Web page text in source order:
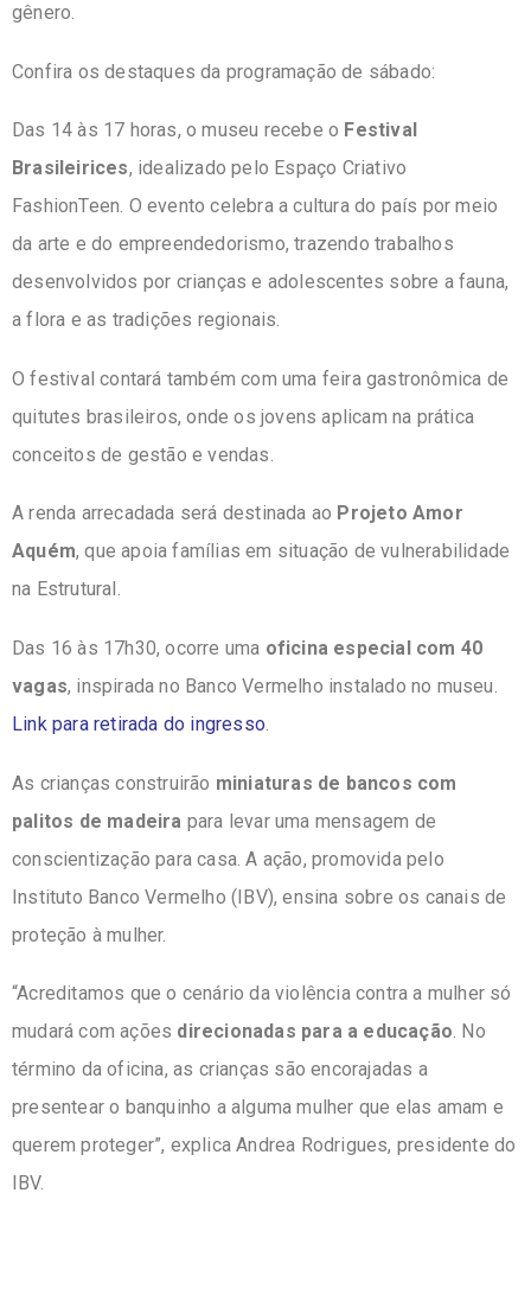
gênero.
Confira os destaques da programação de sábado:
Das 14 às 17 horas, o museu recebe o Festival
Brasileirices, idealizado pelo Espaço Criativo
FashionTeen. O evento celebra a cultura do país por meio
da arte e do empreendedorismo, trazendo trabalhos
desenvolvidos por crianças e adolescentes sobre a fauna,
a flora e as tradições regionais.
O festival contará também com uma feira gastronômica de
quitutes brasileiros, onde os jovens aplicam na prática
conceitos de gestão e vendas.
A renda arrecadada será destinada ao Projeto Amor
Aquém, que apoia famílias em situação de vulnerabilidade
na Estrutural.
Das 16 às 17h30, ocorre uma oficina especial com 40
vagas, inspirada no Banco Vermelho instalado no museu.
Link para retirada do ingresso.
As crianças construirão miniaturas de bancos com
palitos de madeira para levar uma mensagem de
conscientização para casa. A ação, promovida pelo
Instituto Banco Vermelho (IBV), ensina sobre os canais de
proteção à mulher.
“Acreditamos que o cenário da violência contra a mulher só
mudará com ações direcionadas para a educação. No
término da oficina, as crianças são encorajadas a
presentear o banquinho a alguma mulher que elas amam e
querem proteger”, explica Andrea Rodrigues, presidente do
IBV.